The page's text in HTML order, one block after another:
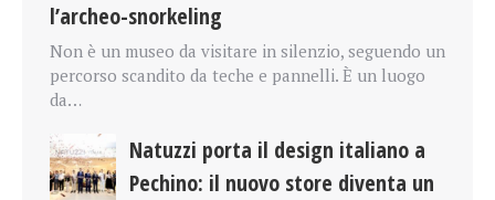
l’archeo-snorkeling
Non è un museo da visitare in silenzio, seguendo un
percorso scandito da teche e pannelli. È un luogo
da…
Natuzzi porta il design italiano a
Pechino: il nuovo store diventa un